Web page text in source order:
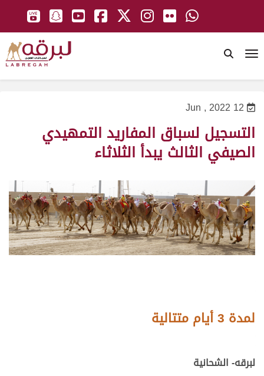
12 Jun , 2022
التسجيل لسباق المفاريد التمهيدي
الصيفي الثالث يبدأ الثلاثاء
لمدة 3 أيام متتالية
لبرقه- الشحانية